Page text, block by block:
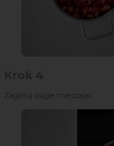
Zagotuj ciągle mieszając.